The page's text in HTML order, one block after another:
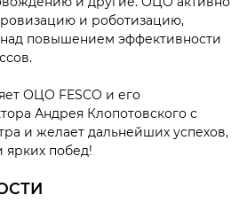
и роботизацию,
над повышением эффективности
ОЦО FESCO и его
Андрея Клопотовского с
и желает дальнейших успехов,
побед!